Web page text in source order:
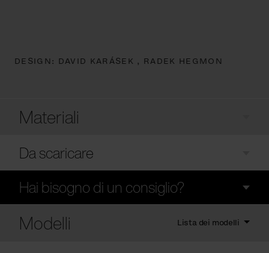
DESIGN: DAVID KARÁSEK , RADEK HEGMON
Materiali
Da scaricare
Hai bisogno di un consiglio?
Modelli Lista dei modelli